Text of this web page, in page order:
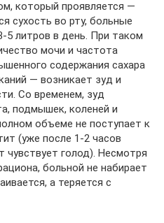
который проявляется —
сухость во рту, больные
литров в день. При таком
мочи и частота
содержания сахара
— возникает зуд и
Со временем, зуд
подмышек, коленей и
объеме не поступает к
(уже после 1-2 часов
чувствует голод). Несмотря
больной не набирает
а теряется с